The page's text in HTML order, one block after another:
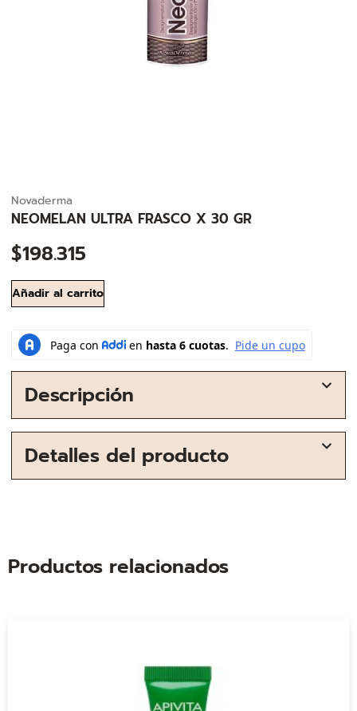
Novaderma
NEOMELAN ULTRA FRASCO X 30 GR
$198.315
Añadir al carrito
Descripción
Detalles del producto
Productos relacionados